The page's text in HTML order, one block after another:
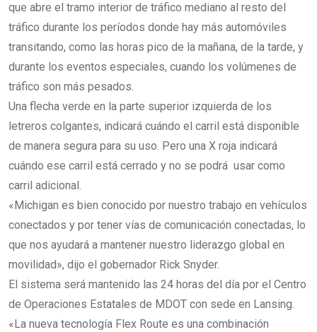
que abre el tramo interior de tráfico mediano al resto del
tráfico durante los períodos donde hay más automóviles
transitando, como las horas pico de la mañana, de la tarde, y
durante los eventos especiales, cuando los volúmenes de
tráfico son más pesados.
Una flecha verde en la parte superior izquierda de los
letreros colgantes, indicará cuándo el carril está disponible
de manera segura para su uso. Pero una X roja indicará
cuándo ese carril está cerrado y no se podrá usar como
carril adicional.
«Michigan es bien conocido por nuestro trabajo en vehículos
conectados y por tener vías de comunicación conectadas, lo
que nos ayudará a mantener nuestro liderazgo global en
movilidad», dijo el gobernador Rick Snyder.
El sistema será mantenido las 24 horas del día por el Centro
de Operaciones Estatales de MDOT con sede en Lansing.
«La nueva tecnología Flex Route es una combinación